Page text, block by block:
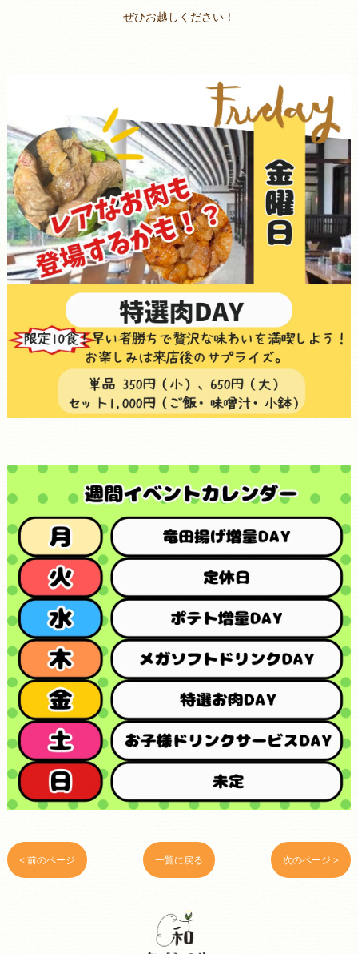
ぜひお越しください！
< 前のページ 一覧に戻る 次のページ >